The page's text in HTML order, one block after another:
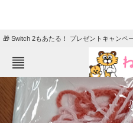
🎁 Switch 2もあたる！ プレゼントキャンペ
ねとらぼメニュー
TOP
エンタメ